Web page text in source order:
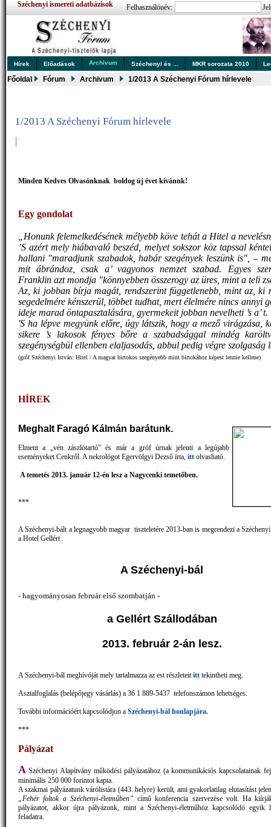
Széchenyi ismereti adatbázisok Felhasználónév:
Hírek Előadások Archivum Széchenyi és ... MKR sorozata 2010
Főoldal Fórum Archivum 1/2013 A Széchenyi Fórum hírlevele
1/2013 A Széchenyi Fórum hírlevele
|
Minden Kedves Olvasónknak boldog új évet kívánnk!
Egy gondolat
„Honunk felemelkedésének mélyebb köve tehát a Hitel a
’S azért mely hiábavaló beszéd, melyet sokszor köz tapssal
hallani "maradjunk szabadok, habár szegények leszünk is", –
mit ábrándoz, csak a’ vagyonos nemzet szabad. Egyes
Franklin azt mondja "könnyebben összerogy az üres, mint a teli
Az, ki jobban bírja magát, rendszerint függetlenebb, mint az, ki
segedelmére kénszerül, többet tudhat, mert élelmére nincs annyi
ideje marad öntapasztalására, gyermekeit jobban nevelheti ’s a’ t.
'S ha lépve megyünk előre, úgy látszik, hogy a mező virágzása,
sikere ’s lakosok fényes bőre a szabadsággal mindég
szegénységbül ellenben elaljasodás, abbul pedig végre
(gróf Széchenyi István: Hitel / A magyar birtokos szegényebb mint birtokához képest lennie kellene)
HÍREK
Meghalt Faragó Kálmán barátunk.
Elment a „vén zászlótartó” és már a gróf úrnak jelenti a legújabb
eseményeket Cenkről. A nekrológot Egervölgyi Dezső írta, itt olvasható.
A temetés 2013. január 12-én lesz a Nagycenki temetőben.
***
A Széchenyi-bált a legnagyobb magyar tiszteletére 2013-ban is megrendezi a
a Hotel Gellért .
A Széchenyi-bál
- hagyományosan február első szombatján -
a Gellért Szállodában
2013. február 2-án lesz.
A Széchenyi-bál meghívóját mely tartalmazza az est részleteititt tekintheti meg.
Asztalfoglalás (belépőjegy vásárlás) a 36 1 889-5437 telefonszámon lehetséges.
További információért kapcsolódjon a Széchenyi-bál honlapjára.
***
Pályázat
A Széchenyi Alapítvány működési pályázatához (a kommunikációs kapcsolatainak
minimális 250 000 forintot kapta.
A szakmai pályázatunk várólistára (443. helyre) került, ami gyakorlatilag elutasítást
„Fehér foltok a Széchenyi-életműben”című konferencia szervezése volt. Ha
pályázatot, akkor újra pályázunk, mint a Széchenyi-életműhöz kapcsolódó egyik
feladatra.